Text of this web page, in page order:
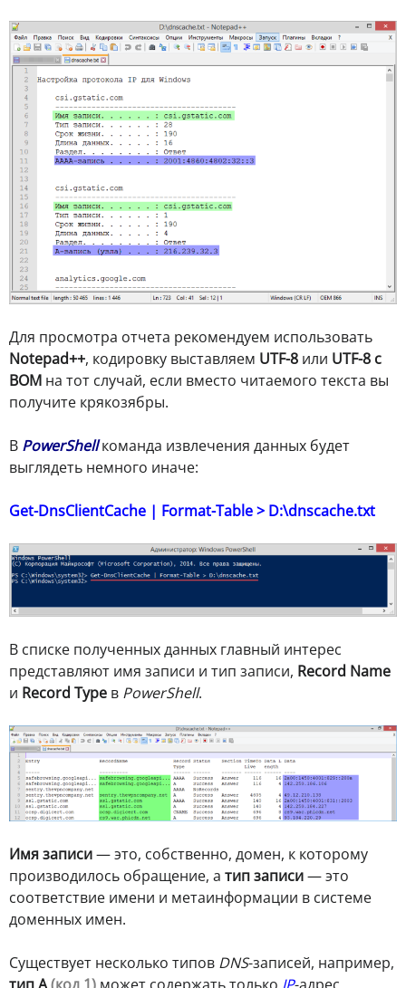
Для просмотра отчета рекомендуем использовать
Notepad++, кодировку выставляем UTF-8 или UTF-8 с
BOM на тот случай, если вместо читаемого текста вы
получите крякозябры.
В PowerShellкоманда извлечения данных будет
выглядеть немного иначе:
Get-DnsClientCache | Format-Table > D:\dnscache.tхt
В списке полученных данных главный интерес
представляют имя записи и тип записи, Record Name
и Record Type в PowerShell.
Имя записи— это, собственно, домен, к которому
производилось обращение, а тип записи— это
соответствие имени и метаинформации в системе
доменных имен.
Существует несколько типов DNS-записей, например,